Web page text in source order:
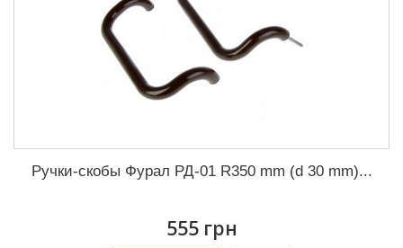
Ручки-скобы Фурал РД-01 R350 mm (d 30 mm)...
555 грн